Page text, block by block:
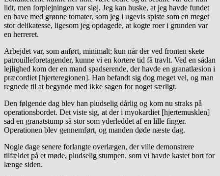
lidt, men forplejningen var sløj. Jeg kan huske, at jeg havde fundet
en have med grønne tomater, som jeg i ugevis spiste som en meget
stor delikatesse, ligesom jeg opdagede, at kogte roer i grunden var
en herreret.
Arbejdet var, som anført, minimalt; kun når der ved fronten skete
patrouilleforetagender, kunne vi en kortere tid få travlt. Ved en sådan
lejlighed kom der en mand spadserende, der havde en granatlæsion i
præcordiet [hjerteregionen]. Han befandt sig dog meget vel, og man
regnede til at begynde med ikke sagen for noget særligt.
Den følgende dag blev han pludselig dårlig og kom nu straks på
operationsbordet. Det viste sig, at der i myokardiet [hjertemusklen]
sad en granatstump så stor som yderleddet af en lille finger.
Operationen blev gennemført, og manden døde næste dag.
Nogle dage senere forlangte overlægen, der ville demonstrere
tilfældet på et møde, pludselig stumpen, som vi havde kastet bort for
længe siden.